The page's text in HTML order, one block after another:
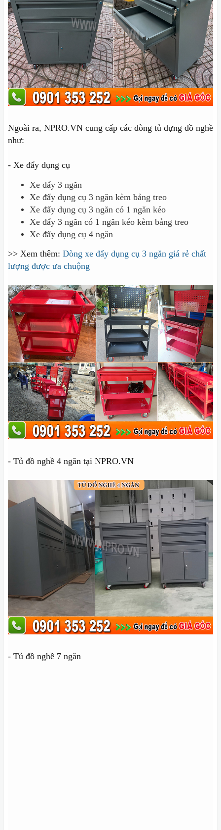
Ngoài ra, NPRO.VN cung cấp các dòng tủ đựng đồ nghề
như:
- Xe đẩy dụng cụ
Xe đẩy 3 ngăn
Xe đẩy dụng cụ 3 ngăn kèm bảng treo
Xe đẩy dụng cụ 3 ngăn có 1 ngăn kéo
Xe đẩy 3 ngăn có 1 ngăn kéo kèm bảng treo
Xe đẩy dụng cụ 4 ngăn
>> Xem thêm: Dòng xe đẩy dụng cụ 3 ngăn giá rẻ chất
lượng được ưa chuộng
- Tủ đồ nghề 4 ngăn tại NPRO.VN
- Tủ đồ nghề 7 ngăn